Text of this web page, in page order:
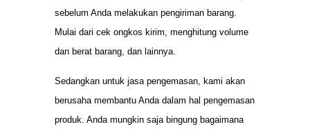
sebelum Anda melakukan pengiriman barang.
Mulai dari cek ongkos kirim, menghitung volume
dan berat barang, dan lainnya.
Sedangkan untuk jasa pengemasan, kami akan
berusaha membantu Anda dalam hal pengemasan
produk. Anda mungkin saja bingung bagaimana